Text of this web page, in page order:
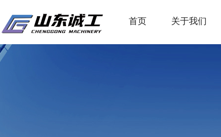
首页 关于我们